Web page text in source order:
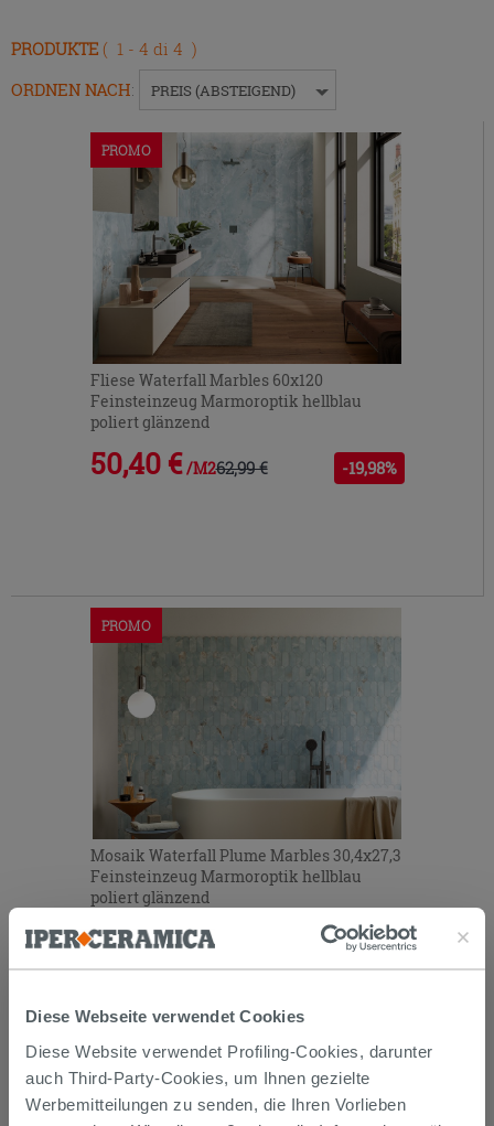
Diese Webseite verwendet Cookies
Diese Website verwendet Profiling-Cookies, darunter
auch Third-Party-Cookies, um Ihnen gezielte
Werbemitteilungen zu senden, die Ihren Vorlieben
um
das
PRODUKTE ( 1 - 4 di 4 )
ORDNEN NACH: PREIS (ABSTEIGEND)
PROMO
Fliese Waterfall Marbles 60x120
Feinsteinzeug Marmoroptik hellblau
poliert glänzend
50,40 € /M262,99 € -19,98%
PROMO
Mosaik Waterfall Plume Marbles 30,4x27,3
Feinsteinzeug Marmoroptik hellblau
poliert glänzend
15,19 € /STK. -20,01%